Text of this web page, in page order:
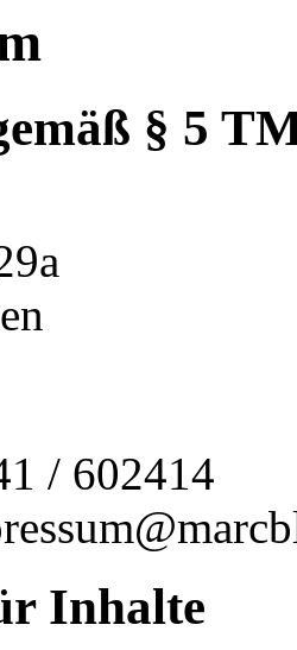
§ 5
/ 602414
Inhalte